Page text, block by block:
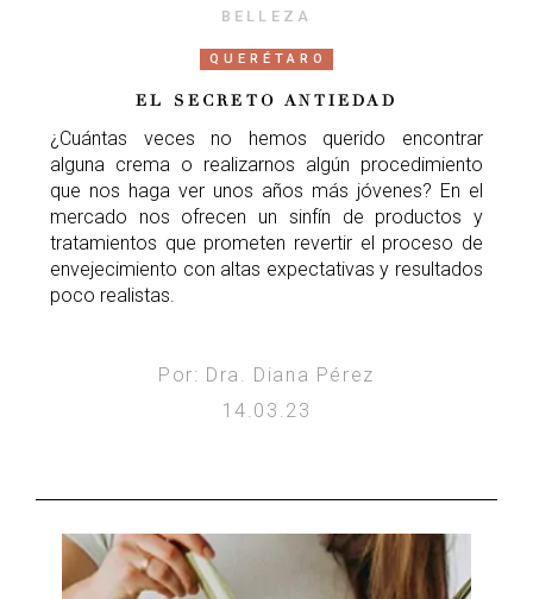
BELLEZA
QUERÉTARO
EL SECRETO ANTIEDAD
¿Cuántas veces no hemos querido encontrar
alguna crema o realizarnos algún procedimiento
que nos haga ver unos años más jóvenes? En el
mercado nos ofrecen un sinfín de productos y
tratamientos que prometen revertir el proceso de
envejecimiento con altas expectativas y resultados
poco realistas.
Por: Dra. Diana Pérez
14.03.23